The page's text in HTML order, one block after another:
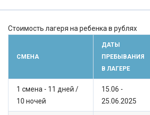
Стоимость лагеря на ребенка в рублях
СМЕНА
ДАТЫ
ПРЕБЫВАНИЯ
В ЛАГЕРЕ
1 смена - 11 дней /
10 ночей
15.06 -
25.06.2025